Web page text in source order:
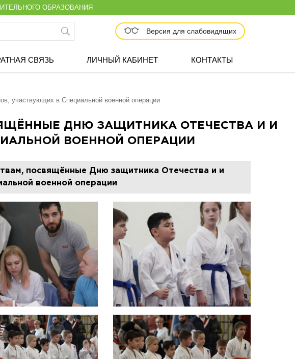
ОБРАЗОВАНИЯ
Версия для слабовидящих
СВЯЗЬ ЛИЧНЫЙ КАБИНЕТ КОНТАКТЫ
участвующих в Специальной военной операции
ДНЮ ЗАЩИТНИКА ОТЕЧЕСТВА И И
ВОЕННОЙ ОПЕРАЦИИ
посвящённые Дню защитника Отечества и и
военной операции